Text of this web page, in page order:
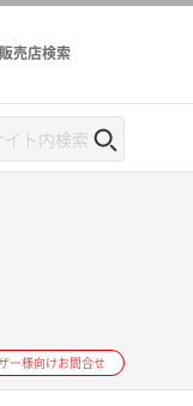
販売店検索
ー様向けお問合せ